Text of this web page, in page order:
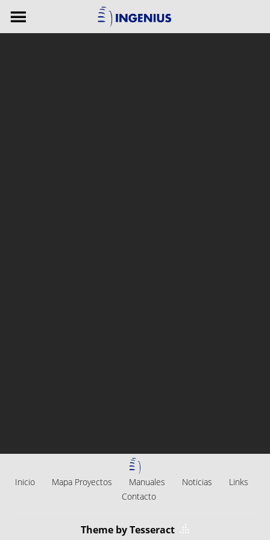
Inicio Mapa Proyectos Manuales Noticias
Links
Contacto
Theme by Tesseract